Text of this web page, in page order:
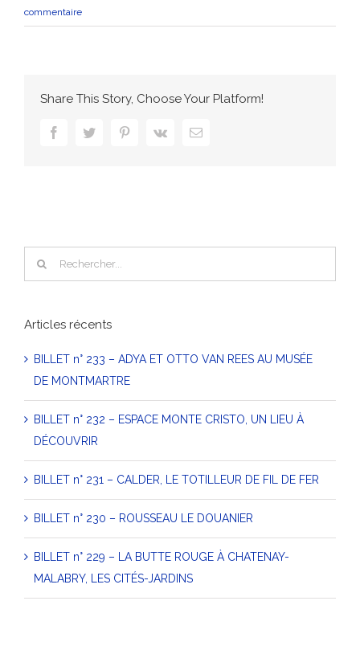
commentaire
Share This Story, Choose Your Platform!
facebooktwitter pinterestvk Email
Articles récents
BILLET n° 233 – ADYA ET OTTO VAN REES AU MUSÉE
DE MONTMARTRE
BILLET n° 232 – ESPACE MONTE CRISTO, UN LIEU À
DÉCOUVRIR
BILLET n° 231 – CALDER, LE TOTILLEUR DE FIL DE FER
BILLET n° 230 – ROUSSEAU LE DOUANIER
BILLET n° 229 – LA BUTTE ROUGE À CHATENAY-
MALABRY, LES CITÉS-JARDINS